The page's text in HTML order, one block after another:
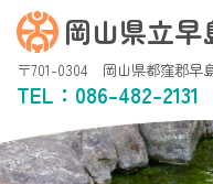
岡山県立早
〒701-0304 岡山県都窪郡早
TEL： 086-482-2131